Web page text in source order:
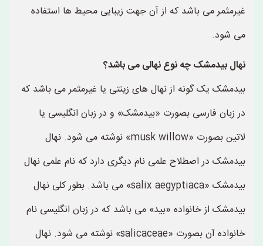
غیرمثمر می باشد که از آن جهت زیبایی محیط ها استفاده
می شود.
نهال بیدمشک چه نوع نهالی می باشد؟
بیدمشک یک گونه از نهال های زینتی یا غیرمثمر می باشد که
در زبان فارسی بصورت «بیدمشک» و در زبان انگلیسی یا
لاتین بصورت «musk willow» نوشته می شود. نهال
بیدمشک در اصطلاح علمی نام دیگری دارد که نام علمی نهال
بیدمشک «salix aegyptiaca» می باشد. بطور کلی نهال
بیدمشک از خانواده «بید» می باشد که در زبان انگلیسی نام
خانواده آن بصورت «salicaceae» نوشته می شود. نهال